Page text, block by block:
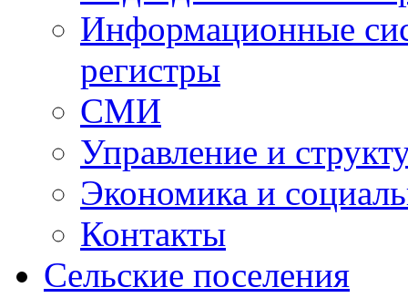
Информационные
регистры
СМИ
Управление и
Экономика и
Контакты
Сельские поселения